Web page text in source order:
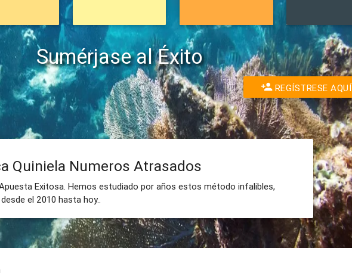
Sumérjase al Éxito
REGÍSTRESE AQUÍ
Quiniela Numeros Atrasados
Exitosa. Hemos estudiado por años estos método infalibles,
el 2010 hasta hoy..